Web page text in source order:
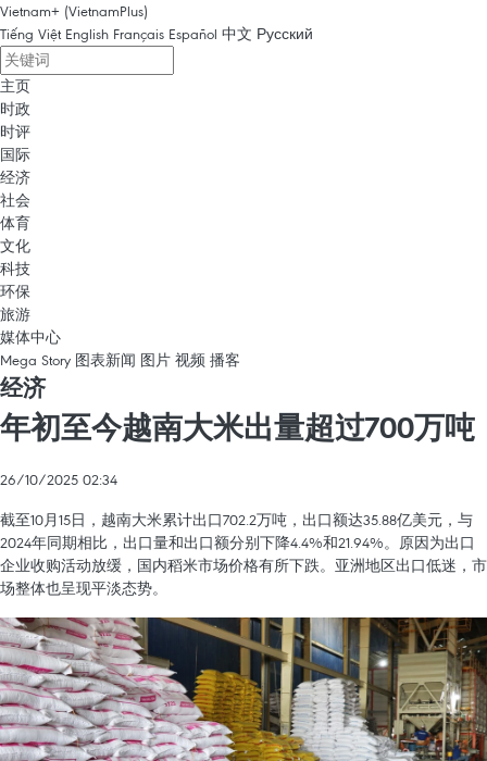
Vietnam+ (VietnamPlus)
Tiếng Việt English Français Español 中文 Русский
主页
时政
时评
国际
经济
社会
体育
文化
科技
环保
旅游
媒体中心
Mega Story 图表新闻 图片 视频 播客
经济
年初至今越南大米出量超过700万吨
26/10/2025 02:34
截至10月15日，越南大米累计出口702.2万吨，出口额达35.88亿美元，与
2024年同期相比，出口量和出口额分别下降4.4%和21.94%。原因为出口
企业收购活动放缓，国内稻米市场价格有所下跌。亚洲地区出口低迷，市
场整体也呈现平淡态势。